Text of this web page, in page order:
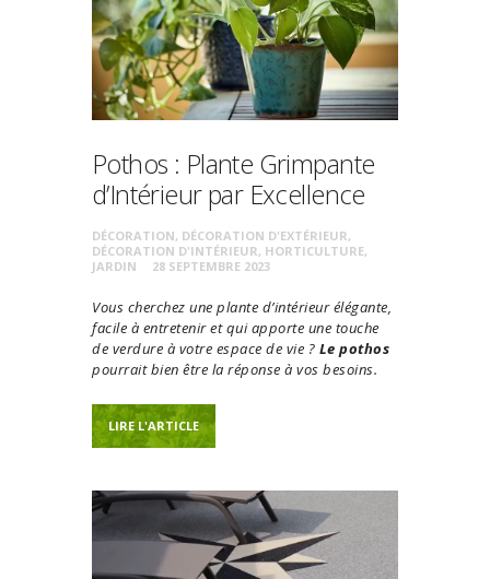
Pothos : Plante Grimpante
d’Intérieur par Excellence
DÉCORATION, DÉCORATION D'EXTÉRIEUR,
DÉCORATION D'INTÉRIEUR, HORTICULTURE,
JARDIN
28 SEPTEMBRE 2023
Vous cherchez une plante d’intérieur élégante,
facile à entretenir et qui apporte une touche
de verdure à votre espace de vie ? Le pothos
pourrait bien être la réponse à vos besoins.
LIRE L'ARTICLE